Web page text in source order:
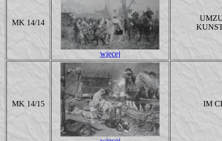
MK 14/14
więcej
MK 14/15 IM